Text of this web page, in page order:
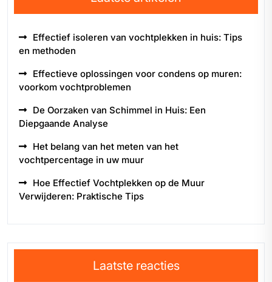
Effectief isoleren van vochtplekken in huis: Tips
en methoden
Effectieve oplossingen voor condens op muren:
voorkom vochtproblemen
De Oorzaken van Schimmel in Huis: Een
Diepgaande Analyse
Het belang van het meten van het
vochtpercentage in uw muur
Hoe Effectief Vochtplekken op de Muur
Verwijderen: Praktische Tips
Laatste reacties